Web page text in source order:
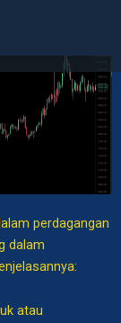
perdagangan
dalam
atau